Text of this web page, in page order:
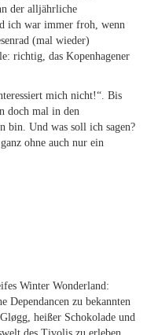
der alljährliche
ich war immer froh, wenn
(mal wieder)
richtig, das Kopenhagener
mich nicht!“. Bis
doch mal in den
bin. Und was soll ich sagen?
ohne auch nur ein
Winter Wonderland:
Dependancen zu bekannten
heißer Schokolade und
des Tivolis zu erleben,